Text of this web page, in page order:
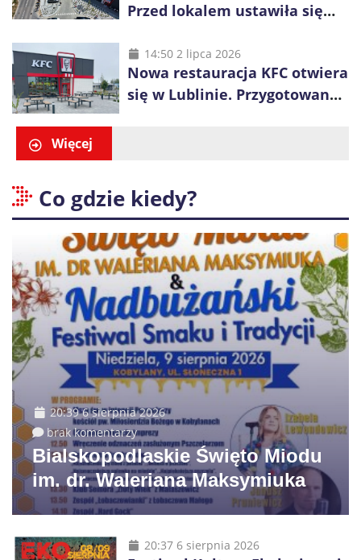
Przed lokalem ustawiła się
14:50 2 lipca 2026
Nowa restauracja KFC otwiera
się w Lublinie. Przygotowano
Więcej
Co gdzie kiedy?
20:39 6 sierpnia 2026
brak komentarzy
Bialskopodlaskie Święto Miodu
im. dr. Waleriana Maksymiuka
20:37 6 sierpnia 2026